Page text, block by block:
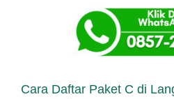
Cara Daftar Paket C di